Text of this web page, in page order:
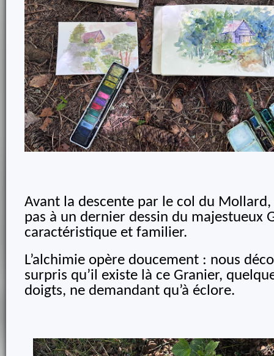
Avant la descente par le col du
pas à un dernier dessin du majestueux
caractéristique et familier.
L’alchimie opère doucement : nous
surpris qu’il existe là ce Granier,
doigts, ne demandant qu’à éclore.